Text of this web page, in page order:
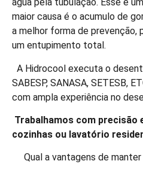
maior causa é o acumulo de
a melhor forma de prevenção,
um entupimento total.
A Hidrocool executa o
SABESP, SANASA, SETESB,
com ampla experiência no
Trabalhamos com precisão
cozinhas ou lavatório
Qual a vantagens de manter